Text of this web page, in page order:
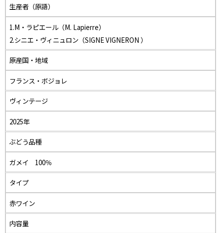
生産者（原語）
1.M・ラピエール（M. Lapierre）
2.シニエ・ヴィニュロン（SIGNE VIGNERON ）
原産国・地域
フランス・ボジョレ
ヴィンテージ
2025年
ぶどう品種
ガメイ 100％
タイプ
赤ワイン
内容量